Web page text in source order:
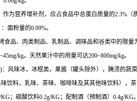
作为营养增补剂，应占食品中总蛋白质量的2.3%（
面粉量的0.09%。
食品、肉类制品、乳制品、调味品和谷类中的限量为
kg。天然果汁中的用量可达200~800mg/kg。
：风味冰，冰棍类，果酱（罐头除外），腌渍的
饮料，乳味、茶味、咖啡味及其其他味饮料），
；碳酸饮料0.2g/KG；配制酒（预制酒）0.4g/KG。